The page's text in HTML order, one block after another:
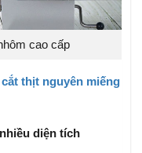
cao cấp
thịt nguyên miếng
diện tích